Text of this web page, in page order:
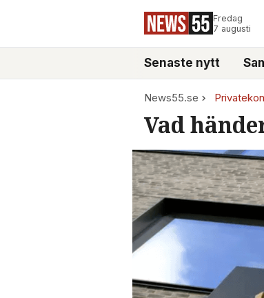
Fredag
7 augusti
Senaste nytt
News55.se
Vad